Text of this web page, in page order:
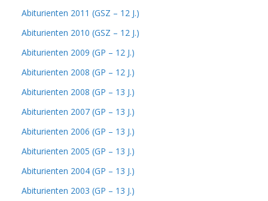
Abiturienten 2011 (GSZ – 12 J.)
Abiturienten 2010 (GSZ – 12 J.)
Abiturienten 2009 (GP – 12 J.)
Abiturienten 2008 (GP – 12 J.)
Abiturienten 2008 (GP – 13 J.)
Abiturienten 2007 (GP – 13 J.)
Abiturienten 2006 (GP – 13 J.)
Abiturienten 2005 (GP – 13 J.)
Abiturienten 2004 (GP – 13 J.)
Abiturienten 2003 (GP – 13 J.)